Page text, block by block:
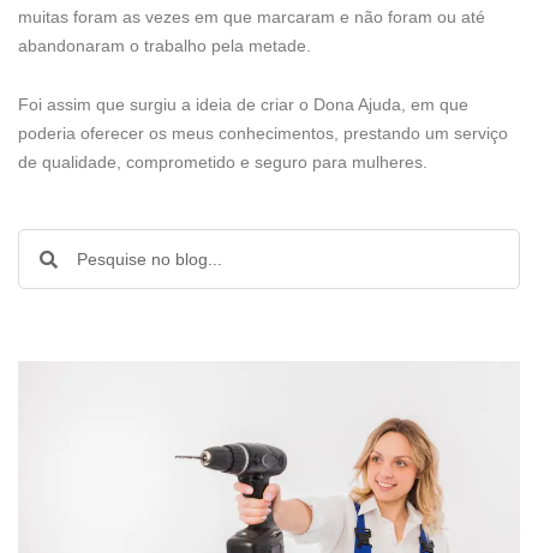
muitas foram as vezes em que marcaram e não foram ou até
abandonaram o trabalho pela metade.
Foi assim que surgiu a ideia de criar o Dona Ajuda, em que
poderia oferecer os meus conhecimentos, prestando um serviço
de qualidade, comprometido e seguro para mulheres.